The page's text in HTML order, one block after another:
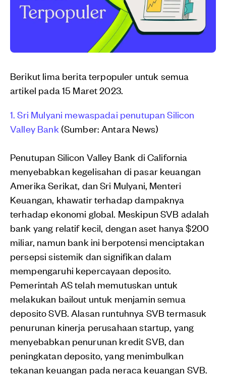
Berikut lima berita terpopuler untuk semua
artikel pada 15 Maret 2023.
1. Sri Mulyani mewaspadai penutupan Silicon
Valley Bank (Sumber: Antara News)
Penutupan Silicon Valley Bank di California
menyebabkan kegelisahan di pasar keuangan
Amerika Serikat, dan Sri Mulyani, Menteri
Keuangan, khawatir terhadap dampaknya
terhadap ekonomi global. Meskipun SVB adalah
bank yang relatif kecil, dengan aset hanya $200
miliar, namun bank ini berpotensi menciptakan
persepsi sistemik dan signifikan dalam
mempengaruhi kepercayaan deposito.
Pemerintah AS telah memutuskan untuk
melakukan bailout untuk menjamin semua
deposito SVB. Alasan runtuhnya SVB termasuk
penurunan kinerja perusahaan startup, yang
menyebabkan penurunan kredit SVB, dan
peningkatan deposito, yang menimbulkan
tekanan keuangan pada neraca keuangan SVB.